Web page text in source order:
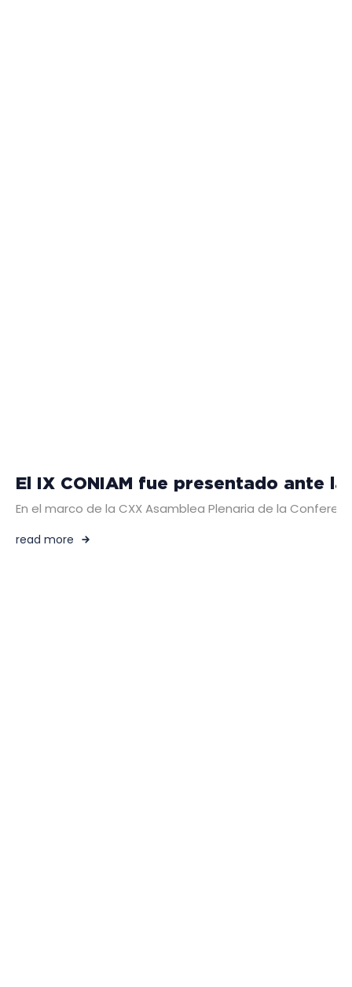
El IX CONIAM fue presentado ante
En el marco de la CXX Asamblea Plenaria de la
read more